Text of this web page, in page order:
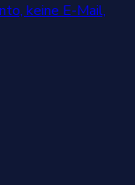
keine E-Mail,